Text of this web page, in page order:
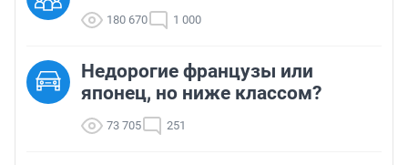
180 670 1 000
Недорогие французы или
японец, но ниже классом?
73 705 251